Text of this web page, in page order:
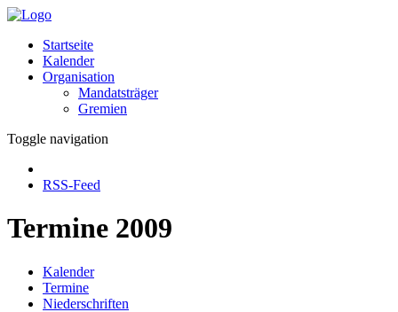
Startseite
Kalender
Organisation
Mandatsträger
Gremien
Toggle navigation
RSS-Feed
Termine 2009
Kalender
Termine
Niederschriften